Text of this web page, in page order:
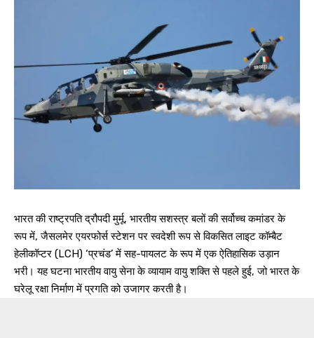
भारत की राष्ट्रपति द्रौपदी मुर्मू, भारतीय सशस्त्र बलों की सर्वोच्च कमांडर के
रूप में, जैसलमेर एयरफोर्स स्टेशन पर स्वदेशी रूप से विकसित लाइट कॉम्बैट
हेलीकॉप्टर (LCH) ‘प्रचंड’ में सह-पायलट के रूप में एक ऐतिहासिक उड़ान
भरी। यह घटना भारतीय वायु सेना के व्यायाम वायु शक्ति से पहले हुई, जो भारत के
घरेलू रक्षा निर्माण में प्रगति को उजागर करती है।